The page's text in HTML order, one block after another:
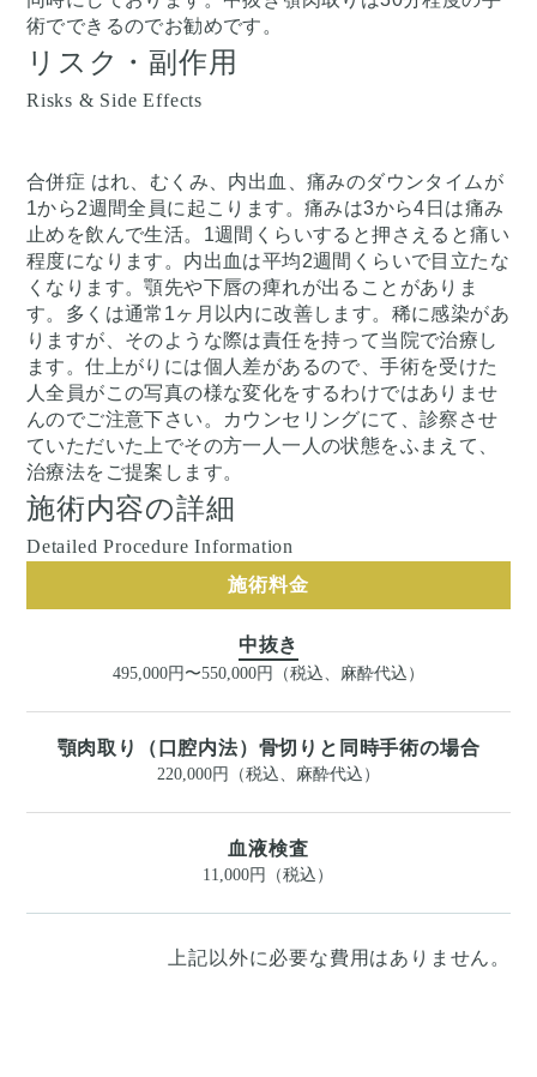
術でできるのでお勧めです。
リスク・副作用
Risks & Side Effects
合併症 はれ、むくみ、内出血、痛みのダウンタイムが
1から2週間全員に起こります。痛みは3から4日は痛み
止めを飲んで生活。1週間くらいすると押さえると痛い
程度になります。内出血は平均2週間くらいで目立たな
くなります。顎先や下唇の痺れが出ることがありま
す。多くは通常1ヶ月以内に改善します。稀に感染があ
りますが、そのような際は責任を持って当院で治療し
ます。仕上がりには個人差があるので、手術を受けた
人全員がこの写真の様な変化をするわけではありませ
んのでご注意下さい。カウンセリングにて、診察させ
ていただいた上でその方一人一人の状態をふまえて、
治療法をご提案します。
施術内容の詳細
Detailed Procedure Information
施術料金
中抜き
495,000円〜550,000円（税込、麻酔代込）
顎肉取り（口腔内法）骨切りと同時手術の場合
220,000円（税込、麻酔代込）
血液検査
11,000円（税込）
上記以外に必要な費用はありません。